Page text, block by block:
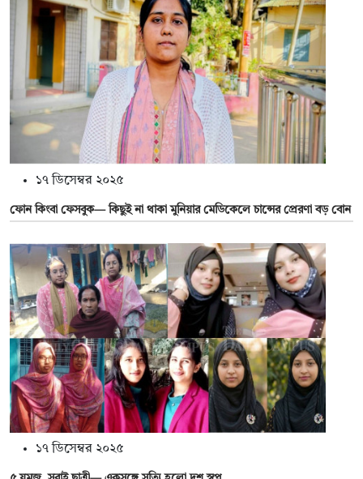
১৭ ডিসেম্বর ২০২৫
ফোন কিংবা ফেসবুক— কিছুই না থাকা মুনিয়ার মেডিকেলে চান্সের প্রেরণা বড় বোন
১৭ ডিসেম্বর ২০২৫